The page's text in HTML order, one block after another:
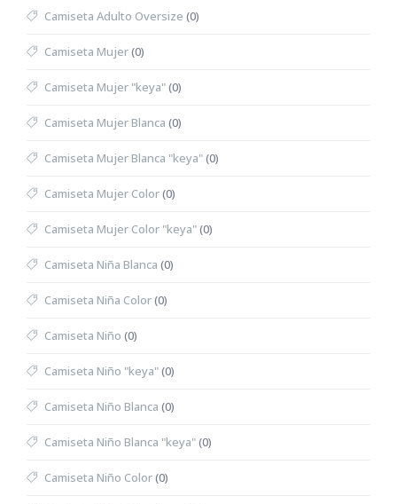
Camiseta Adulto Oversize (0)
Camiseta Mujer(0)
Camiseta Mujer "keya"(0)
Camiseta Mujer Blanca (0)
Camiseta Mujer Blanca "keya"(0)
Camiseta Mujer Color(0)
Camiseta Mujer Color "keya"(0)
Camiseta Niña Blanca (0)
Camiseta Niña Color(0)
Camiseta Niño (0)
Camiseta Niño "keya"(0)
Camiseta Niño Blanca (0)
Camiseta Niño Blanca "keya"(0)
Camiseta Niño Color(0)